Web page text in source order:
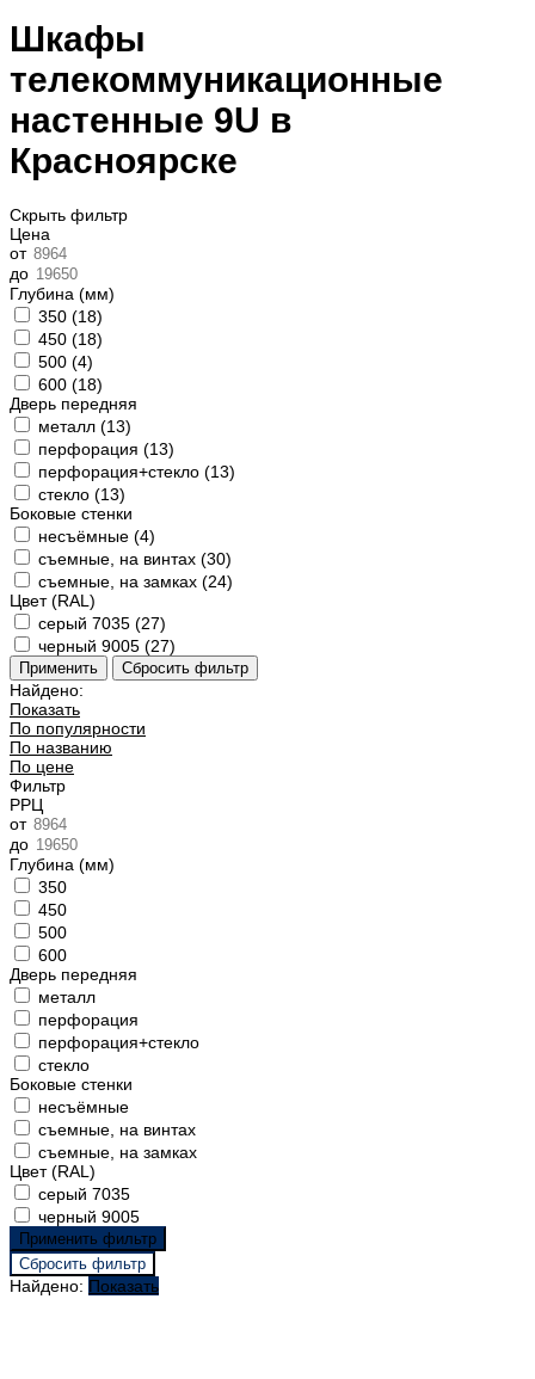
Шкафы
телекоммуникационные
настенные 9U в
Красноярске
Скрыть фильтр
Цена
от
до
Глубина (мм)
350 (18)
450 (18)
500 (4)
600 (18)
Дверь передняя
металл (13)
перфорация (13)
перфорация+стекло (13)
стекло (13)
Боковые стенки
несъёмные (4)
съемные, на винтах (30)
съемные, на замках (24)
Цвет (RAL)
серый 7035 (27)
черный 9005 (27)
Найдено:
Показать
По популярности
По названию
По цене
Фильтр
РРЦ
от
до
Глубина (мм)
350
450
500
600
Дверь передняя
металл
перфорация
перфорация+стекло
стекло
Боковые стенки
несъёмные
съемные, на винтах
съемные, на замках
Цвет (RAL)
серый 7035
черный 9005
Найдено: Показать